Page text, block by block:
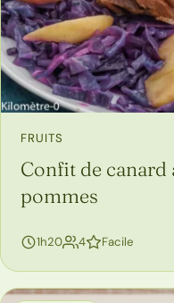
FRUITS
Confit de canard
pommes
1h20 4personnes
Facile